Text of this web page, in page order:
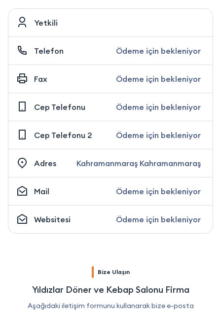
Yetkili
Telefon Ödeme için bekleniyor
Fax Ödeme için bekleniyor
Cep Telefonu Ödeme için bekleniyor
Cep Telefonu 2 Ödeme için bekleniyor
Adres Kahramanmaraş Kahramanmaraş
Mail Ödeme için bekleniyor
Websitesi Ödeme için bekleniyor
Bize Ulaşın
Yıldızlar Döner ve Kebap Salonu Firma
Aşağıdaki iletişim formunu kullanarak bize e-posta